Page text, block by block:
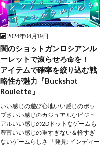
2024年04月19日
闇のショットガンロシアンル
ーレットで滾らせろ命を！
アイテムで確率を絞り込む戦
略性が魅力『Buckshot
Roulette』
いい感じの遊び心地いい感じのポッ
プさいい感じのカジュアルなビジュ
アルいい感じの2Dドットなゲームも
豊富いい感じの重すぎない＆軽すぎ
ないゲームらしさ 「発見! インディー